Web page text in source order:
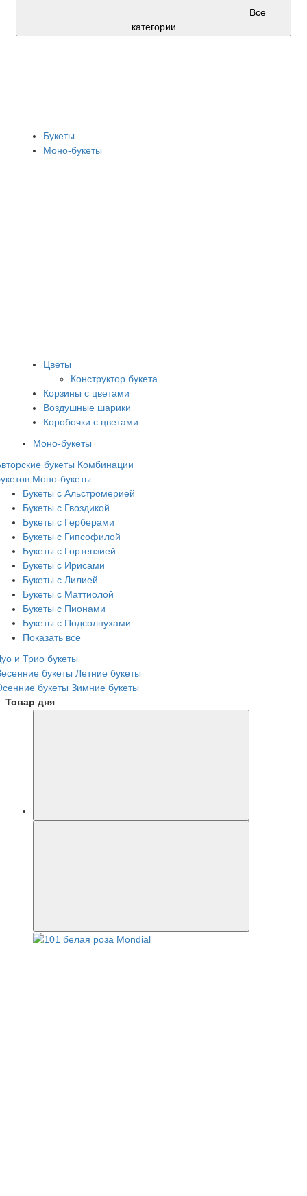
Все
категории
Букеты
Моно-букеты
Цветы
Конструктор букета
Корзины с цветами
Воздушные шарики
Коробочки с цветами
Моно-букеты
букеты Комбинации
Моно-букеты
Букеты с Альстромерией
Букеты с Гвоздикой
Букеты с Герберами
Букеты с Гипсофилой
Букеты с Гортензией
Букеты с Ирисами
Букеты с Лилией
Букеты с Маттиолой
Букеты с Пионами
Букеты с Подсолнухами
Показать все
и Трио букеты
букеты Летние букеты
букеты Зимние букеты
Товар дня